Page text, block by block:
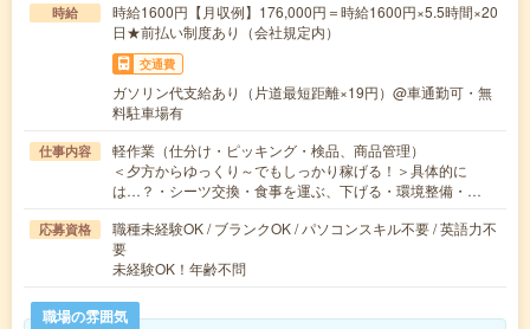
時給
時給1600円【月収例】176,000円＝時給1600円×5.5時間×20
日★前払い制度あり（会社規定内）
交通費
ガソリン代支給あり（片道最短距離×19円）@車通勤可・無
料駐車場有
仕事内容
軽作業（仕分け・ピッキング・検品、商品管理）
＜夕方からゆっくり～でもしっかり稼げる！＞具体的に
は…？・シーツ交換・食事を運ぶ、下げる・環境整備・…
応募資格
職種未経験OK / ブランクOK / パソコンスキル不要 / 英語力不
要
未経験OK！年齢不問
職場の雰囲気